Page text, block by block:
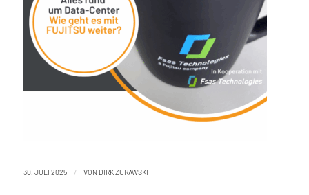
30. JULI 2025 / VON DIRK ZURAWSKI